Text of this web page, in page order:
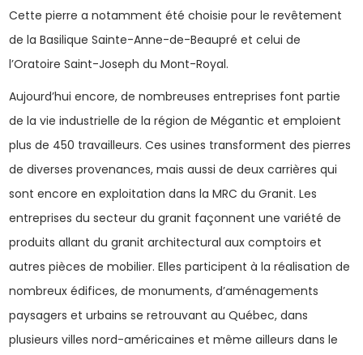
Cette pierre a notamment été choisie pour le revêtement
de la Basilique Sainte-Anne-de-Beaupré et celui de
l’Oratoire Saint-Joseph du Mont-Royal.
Aujourd’hui encore, de nombreuses entreprises font partie
de la vie industrielle de la région de Mégantic et emploient
plus de 450 travailleurs. Ces usines transforment des pierres
de diverses provenances, mais aussi de deux carrières qui
sont encore en exploitation dans la MRC du Granit. Les
entreprises du secteur du granit façonnent une variété de
produits allant du granit architectural aux comptoirs et
autres pièces de mobilier. Elles participent à la réalisation de
nombreux édifices, de monuments, d’aménagements
paysagers et urbains se retrouvant au Québec, dans
plusieurs villes nord-américaines et même ailleurs dans le